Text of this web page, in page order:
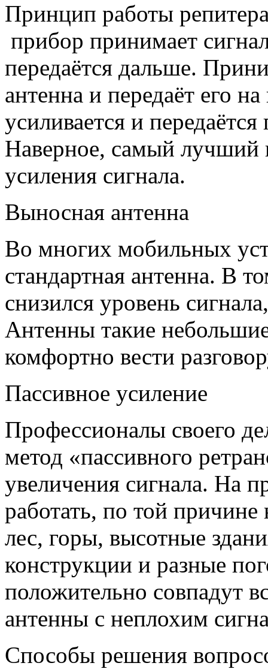
Принцип работы
прибор принимает
передаётся дальше.
антенна и передаёт его
усиливается и
Наверное, самый лучший
усиления сигнала.
Выносная антенна
Во многих мобильных
стандартная антенна. В
снизился уровень
Антенны такие
комфортно вести
Пассивное усиление
Профессионалы своего
метод «пассивного
увеличения сигнала. На
работать, по той причине
лес, горы, высотные
конструкции и разные
положительно совпадут
антенны с неплохим
Способы решения